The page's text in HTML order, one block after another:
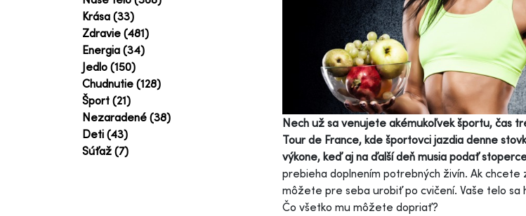
Krása (33)
Zdravie (481)
Energia (34)
Jedlo (150)
Chudnutie (128)
Šport (21)
Nezaradené (38)
Deti (43)
Súťaž (7)
Nech už sa venujete akémukoľvek športu, čas
Tour de France, kde športovci jazdia denne
výkone, keď aj na ďalší deň musia podať
prebieha doplnením potrebných živín. Ak
môžete pre seba urobiť po cvičení. Vaše telo
Čo všetko mu môžete dopriať?